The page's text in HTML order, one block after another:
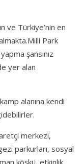
ve Türkiye’nin en
Park
şansınız
yer alan
alanına kendi
merkezi,
parkurları, sosyal